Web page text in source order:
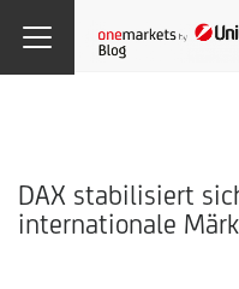
DAX stabilisiert
internationale